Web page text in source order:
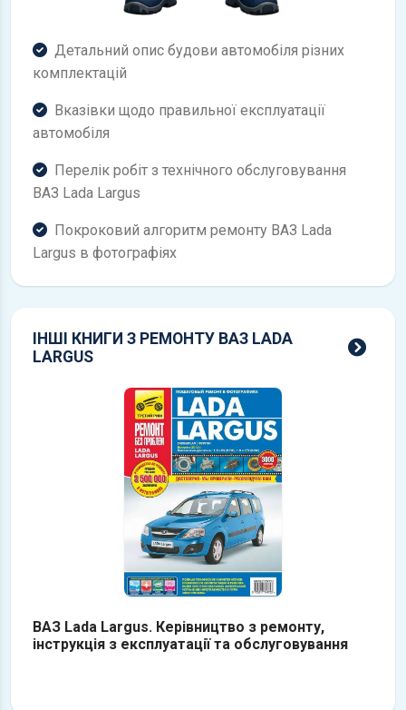
Детальний опис будови автомобіля різних
комплектацій
Вказівки щодо правильної експлуатації
автомобіля
Перелік робіт з технічного обслуговування
ВАЗ Lada Largus
Покроковий алгоритм ремонту ВАЗ Lada
Largus в фотографіях
ІНШІ КНИГИ З РЕМОНТУ ВАЗ LADA
LARGUS
ВАЗ Lada Largus. Керівництво з ремонту,
інструкція з експлуатації та обслуговування